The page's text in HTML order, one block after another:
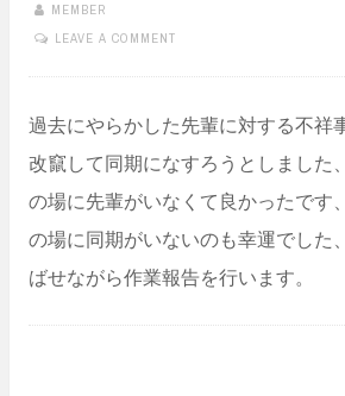
MEMBER
LEAVE A COMMENT
過去にやらかした先輩に対する不祥
改竄して同期になすろうとしました
の場に先輩がいなくて良かったです
の場に同期がいないのも幸運でした
ばせながら作業報告を行います。